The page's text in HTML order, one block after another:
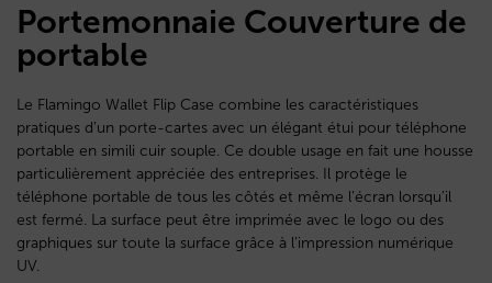
Portemonnaie Couverture de
portable
Le Flamingo Wallet Flip Case combine les caractéristiques
pratiques d’un porte-cartes avec un élégant étui pour téléphone
portable en simili cuir souple. Ce double usage en fait une housse
particulièrement appréciée des entreprises. Il protège le
téléphone portable de tous les côtés et même l’écran lorsqu’il
est fermé. La surface peut être imprimée avec le logo ou des
graphiques sur toute la surface grâce à l’impression numérique
UV.